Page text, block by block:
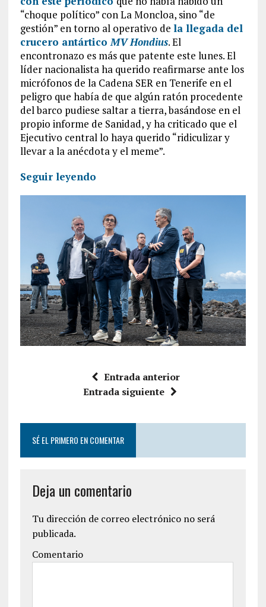
“choque político” con La Moncloa, sino “de
gestión” en torno al operativo de la llegada del
crucero antárticoMV Hondius. El
encontronazo es más que patente este lunes. El
líder nacionalista ha querido reafirmarse ante los
micrófonos de la Cadena SER en Tenerife en el
peligro que había de que algún ratón procedente
del barco pudiese saltar a tierra, basándose en el
propio informe de Sanidad, y ha criticado que el
Ejecutivo central lo haya querido “ridiculizar y
llevar a la anécdota y el meme”.
Seguir leyendo
Entrada anterior
Entrada siguiente
SÉ EL PRIMERO EN COMENTAR
Deja un comentario
Tu dirección de correo electrónico no será
publicada.
Comentario